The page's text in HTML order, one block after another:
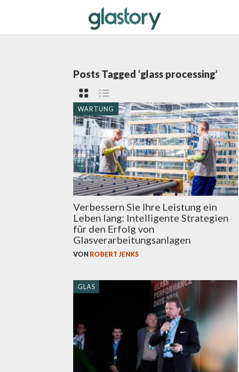
Posts Tagged ‘glass processing’
WARTUNG
Verbessern Sie Ihre Leistung ein
Leben lang: Intelligente Strategien
für den Erfolg von
Glasverarbeitungsanlagen
VON ROBERT JENKS
GLAS